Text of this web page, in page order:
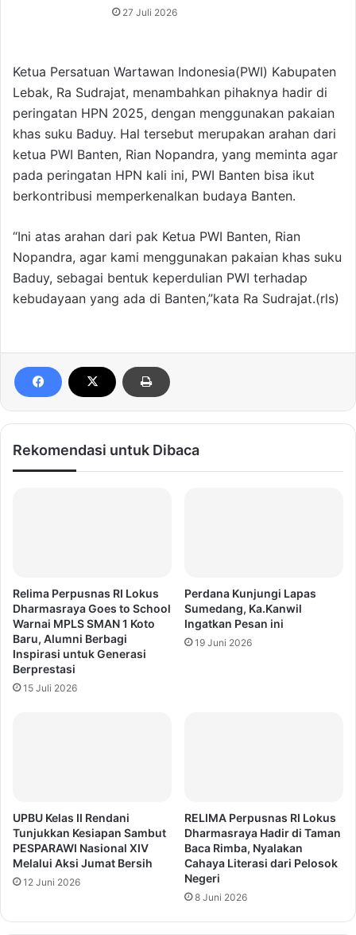
27 Juli 2026
Ketua Persatuan Wartawan Indonesia(PWI) Kabupaten
Lebak, Ra Sudrajat, menambahkan pihaknya hadir di
peringatan HPN 2025, dengan menggunakan pakaian
khas suku Baduy. Hal tersebut merupakan arahan dari
ketua PWI Banten, Rian Nopandra, yang meminta agar
pada peringatan HPN kali ini, PWI Banten bisa ikut
berkontribusi memperkenalkan budaya Banten.
“Ini atas arahan dari pak Ketua PWI Banten, Rian
Nopandra, agar kami menggunakan pakaian khas suku
Baduy, sebagai bentuk keperdulian PWI terhadap
kebudayaan yang ada di Banten,”kata Ra Sudrajat.(rls)
Rekomendasi untuk Dibaca
Relima Perpusnas RI Lokus
Dharmasraya Goes to School
Warnai MPLS SMAN 1 Koto
Baru, Alumni Berbagi
Inspirasi untuk Generasi
Berprestasi
15 Juli 2026
Perdana Kunjungi Lapas
Sumedang, Ka.Kanwil
Ingatkan Pesan ini
19 Juni 2026
UPBU Kelas II Rendani
Tunjukkan Kesiapan Sambut
PESPARAWI Nasional XIV
Melalui Aksi Jumat Bersih
12 Juni 2026
RELIMA Perpusnas RI Lokus
Dharmasraya Hadir di Taman
Baca Rimba, Nyalakan
Cahaya Literasi dari Pelosok
Negeri
8 Juni 2026